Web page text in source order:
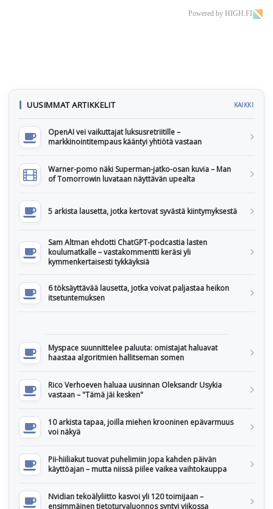
Powered by HIGH.FI
UUSIMMAT ARTIKKELIT KAIKKI
OpenAI vei vaikuttajat luksusretriitille –
markkinointitempaus kääntyi yhtiötä vastaan
Warner-pomo näki Superman-jatko-osan kuvia – Man
of Tomorrowin luvataan näyttävän upealta
5 arkista lausetta, jotka kertovat syvästä kiintymyksestä
Sam Altman ehdotti ChatGPT-podcastia lasten
koulumatkalle – vastakommentti keräsi yli
kymmenkertaisesti tykkäyksiä
6 töksäyttävää lausetta, jotka voivat paljastaa heikon
itsetuntemuksen
Myspace suunnittelee paluuta: omistajat haluavat
haastaa algoritmien hallitseman somen
Rico Verhoeven haluaa uusinnan Oleksandr Usykia
vastaan – "Tämä jäi kesken"
10 arkista tapaa, joilla miehen krooninen epävarmuus
voi näkyä
Pii-hiiliakut tuovat puhelimiin jopa kahden päivän
käyttöajan – mutta niissä piilee vaikea vaihtokauppa
Nvidian tekoälyliitto kasvoi yli 120 toimijaan –
ensimmäinen tietoturvaluonnos syntyi viikossa